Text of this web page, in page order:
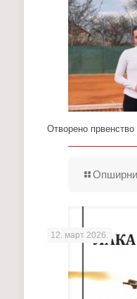
Отворено првенство
12. март 2026.